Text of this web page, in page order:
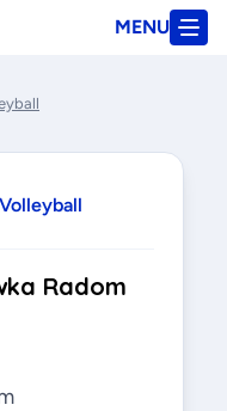
MENU
Volleyball
Radom